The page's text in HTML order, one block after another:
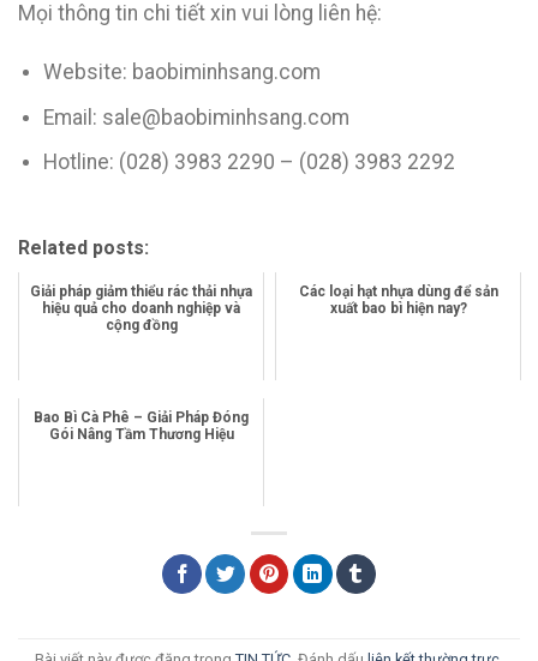
Mọi thông tin chi tiết xin vui lòng liên hệ:
Website: baobiminhsang.com
Email: sale@baobiminhsang.com
Hotline: (028) 3983 2290 – (028) 3983 2292
Related posts:
Giải pháp giảm thiểu rác thải nhựa
hiệu quả cho doanh nghiệp và
cộng đồng
Các loại hạt nhựa dùng để sản
xuất bao bì hiện nay?
Bao Bì Cà Phê – Giải Pháp Đóng
Gói Nâng Tầm Thương Hiệu